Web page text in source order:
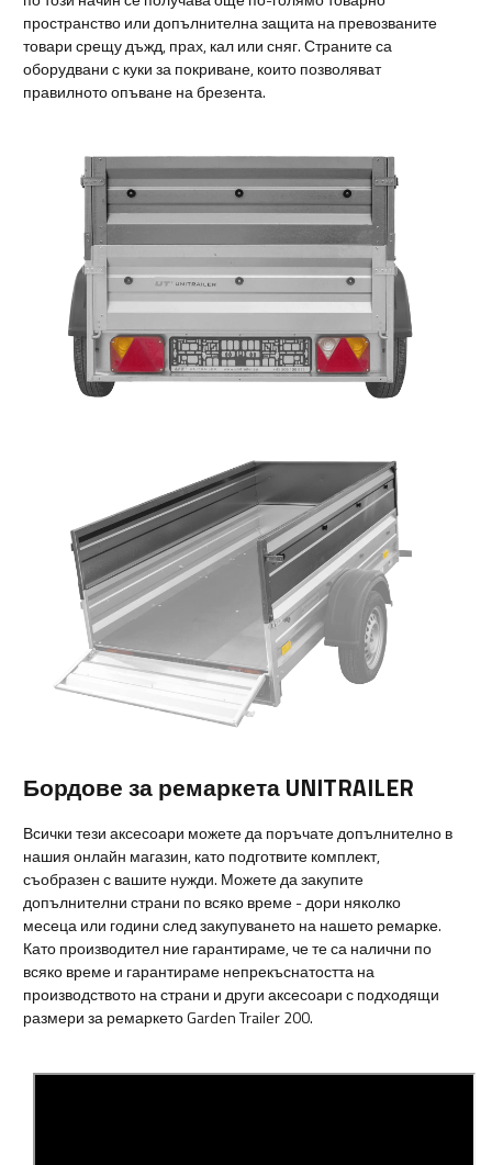
пространство или допълнителна защита на превозваните
товари срещу дъжд, прах, кал или сняг. Страните са
оборудвани с куки за покриване, които позволяват
правилното опъване на брезента.
Бордове за ремаркета UNITRAILER
Всички тези аксесоари можете да поръчате допълнително в
нашия онлайн магазин, като подготвите комплект,
съобразен с вашите нужди. Можете да закупите
допълнителни страни по всяко време - дори няколко
месеца или години след закупуването на нашето ремарке.
Като производител ние гарантираме, че те са налични по
всяко време и гарантираме непрекъснатостта на
производството на страни и други аксесоари с подходящи
размери за ремаркето Garden Trailer 200.